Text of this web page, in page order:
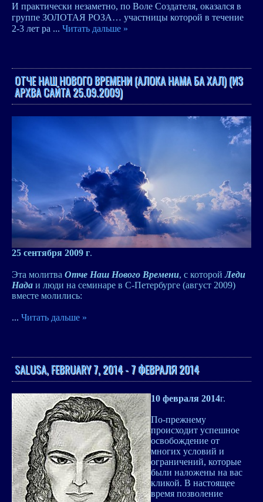
И практически незаметно, по Воле Создателя, оказался в
группе ЗОЛОТАЯ РОЗА… участницы которой в течение
2-3 лет ра ... Читать дальше »
ОТЧЕ НАШ НОВОГО ВРЕМЕНИ (АЛОКА НАМА БА ХАЛ) (ИЗ
АРХВА САЙТА 25.09.2009)
25 сентября 2009 г.
Эта молитва Отче Наш Нового Времени, с которойЛеди
Нада и люди на семинаре в С-Петербурге (август 2009)
вместе молились:
... Читать дальше »
SALUSA, FEBRUARY 7, 2014 - 7 ФЕВРАЛЯ 2014
10 февраля 2014г.
По-прежнему
происходит успешное
освобождение от
многих условий и
ограничений, которые
были наложены на вас
кликой. В настоящее
время позволение